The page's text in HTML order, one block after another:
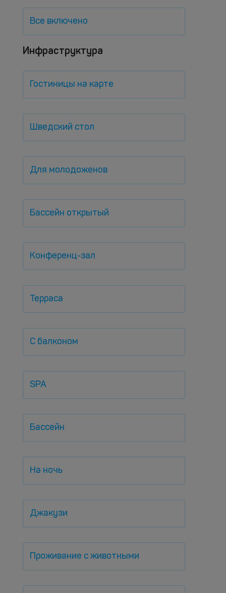
Все включено
Инфраструктура
Гостиницы на карте
Шведский стол
Для молодоженов
Бассейн открытый
Конференц-зал
Терраса
С балконом
SPA
Бассейн
На ночь
Джакузи
Проживание с животными